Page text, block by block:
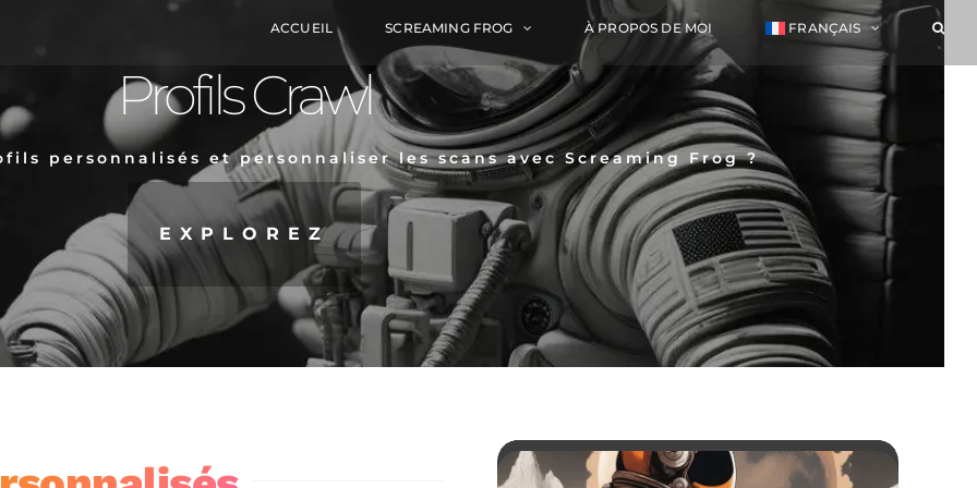
ACCUEIL SCREAMING FROG À PROPOS DE MOI FRANÇAIS
Profils Crawl
personnalisés et personnaliser les scans avec Screaming Frog ?
EXPLOREZ